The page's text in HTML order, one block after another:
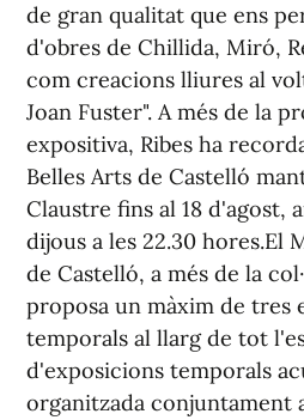
de gran qualitat que ens
d'obres de Chillida, Miró,
com creacions lliures al
Joan Fuster". A més de la
expositiva, Ribes ha
Belles Arts de Castelló
Claustre fins al 18 d'agost,
dijous a les 22.30 hores.El
de Castelló, a més de la
proposa un màxim de tres
temporals al llarg de tot
d'exposicions temporals
organitzada conjuntament